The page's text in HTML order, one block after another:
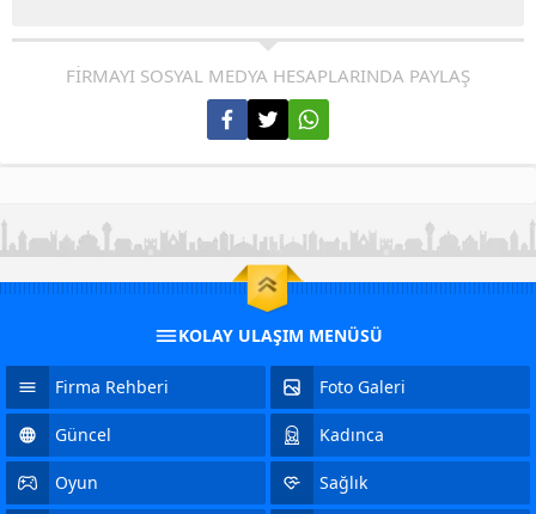
FİRMAYI SOSYAL MEDYA HESAPLARINDA PAYLAŞ
KOLAY ULAŞIM MENÜSÜ
Firma Rehberi Foto Galeri
Güncel Kadınca
Oyun Sağlık